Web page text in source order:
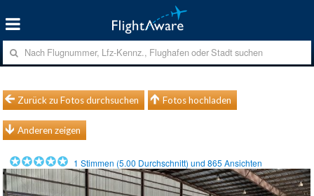
Zurück zu Fotos durchsuchen Fotos hochladen
Anderen zeigen
1 Stimmen (5.00 Durchschnitt) und865 Ansichten